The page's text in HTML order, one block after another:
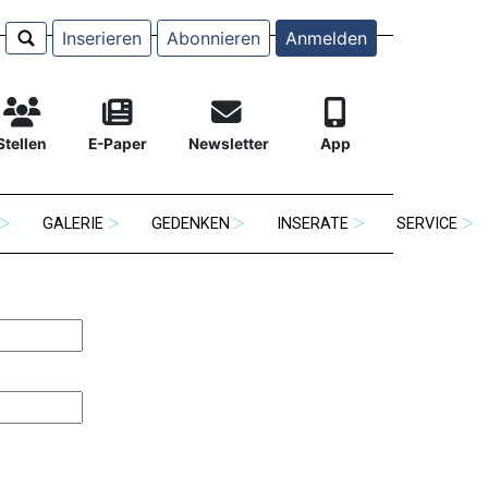
Inserieren Abonnieren Anmelden
E-Paper Newsletter App
GALERIE GEDENKEN INSERATE SERVICE